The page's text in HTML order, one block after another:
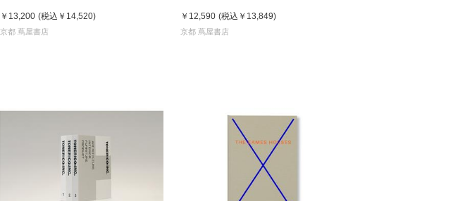
￥13,200 (税込 ￥14,520)
京都 蔦屋書店
￥12,590 (税込 ￥13,849)
京都 蔦屋書店